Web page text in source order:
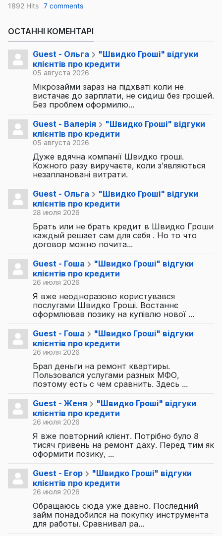
1892 Hits 7 comments
ОСТАННІ КОМЕНТАРІ
Guest - Ольга
"Швидко Гроші" відгуки
клієнтів про кредити
05 августа 2026
Мікрозайми зараз на підхваті коли не
вистачає до зарплати, не сидиш без грошей.
Без проблем оформилю...
Guest - Валерія
"Швидко Гроші" відгуки
клієнтів про кредити
05 августа 2026
Дуже вдячна компанії Швидко гроші.
Кожного разу виручаєте, коли з'являються
незаплановані витрати.
Guest - Ольга
"Швидко Гроші" відгуки
клієнтів про кредити
28 июля 2026
Брать или не брать кредит в Швидко Гроши
каждый решает сам для себя . Но то что
договор можно почита...
Guest - Гоша
"Швидко Гроші" відгуки
клієнтів про кредити
26 июля 2026
Я вже неодноразово користувався
послугами Швидко Гроші. Востаннє
оформлював позику на купівлю нової ...
Guest - Гоша
"Швидко Гроші" відгуки
клієнтів про кредити
26 июля 2026
Брал деньги на ремонт квартиры.
Пользовался услугами разных МФО,
поэтому есть с чем сравнить. Здесь ...
Guest - Женя
"Швидко Гроші" відгуки
клієнтів про кредити
26 июля 2026
Я вже повторний клієнт. Потрібно було 8
тисяч гривень на ремонт даху. Перед тим як
оформити позику, ...
Guest - Егор
"Швидко Гроші" відгуки
клієнтів про кредити
26 июля 2026
Обращаюсь сюда уже давно. Последний
займ понадобился на покупку инструмента
для работы. Сравнивал ра...